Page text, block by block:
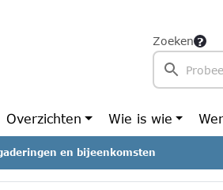
Zoeken
Overzichten Wie is wie
en bijeenkomsten